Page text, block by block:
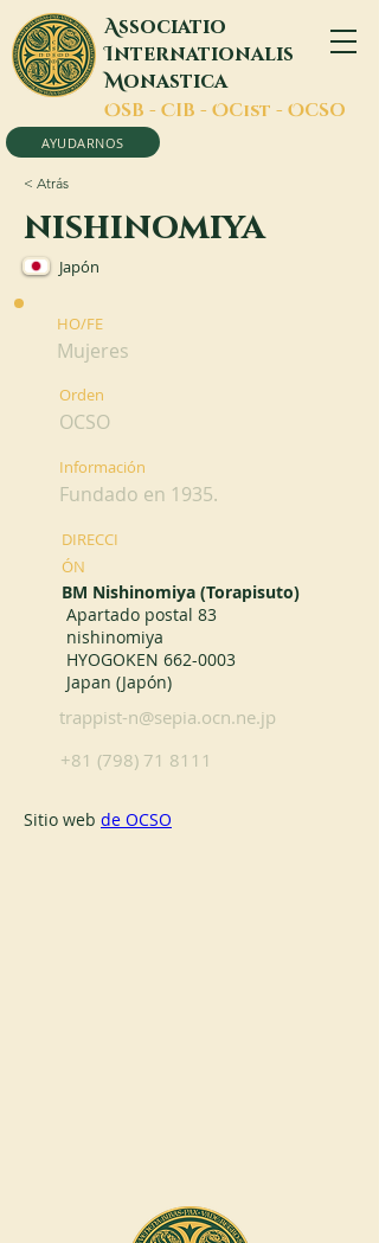
Associatio
Internationalis
Monastica
OSB - CIB - OCist - OCSO
AYUDARNOS
< Atrás
nishinomiya
Japón
HO/FE
Mujeres
Orden
OCSO
Información
Fundado en 1935.
DIRECCI
ÓN
BM Nishinomiya (Torapisuto)
Apartado postal 83
nishinomiya
HYOGOKEN 662-0003
Japan (Japón)
trappist-n@sepia.ocn.ne.jp
+81 (798) 71 8111
Sitio web de OCSO